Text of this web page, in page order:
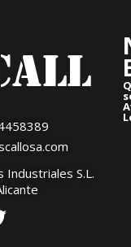
Industriales S.L.